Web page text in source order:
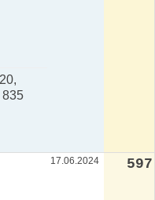
835
17.06.2024 597